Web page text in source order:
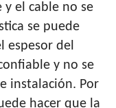
y el cable no se
se puede
espesor del
y no se
instalación. Por
hacer que la